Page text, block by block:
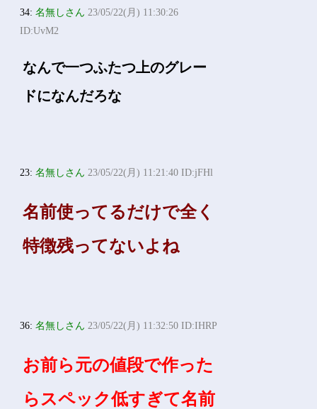
34:名無しさん 23/05/22(月) 11:30:26
ID:UvM2
なんで一つふたつ上のグレー
ドになんだろな
23:名無しさん 23/05/22(月) 11:21:40 ID:jFHl
名前使ってるだけで全く
特徴残ってないよね
36:名無しさん 23/05/22(月) 11:32:50 ID:IHRP
お前ら元の値段で作った
らスペック低すぎて名前